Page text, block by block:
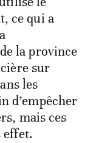
ce qui a
la province
sur
les
d’empêcher
mais ces
effet.